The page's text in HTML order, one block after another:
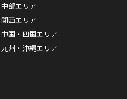
中部エリア
関西エリア
中国・四国エリア
九州・沖縄エリア